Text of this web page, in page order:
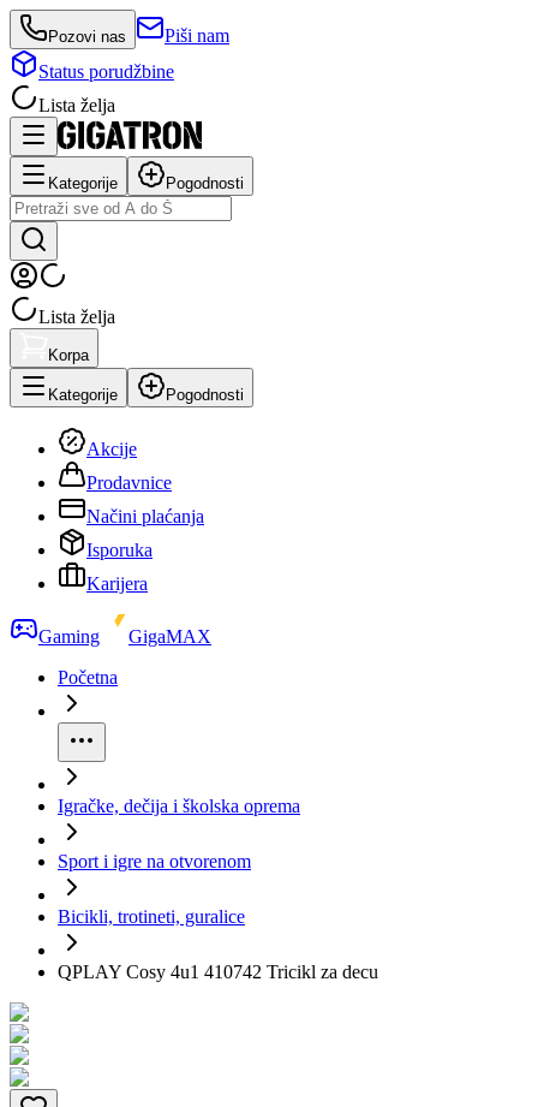
Pozovi nas
Piši nam
Status porudžbine
Lista želja
Kategorije Pogodnosti
Lista želja
Korpa
Kategorije Pogodnosti
Akcije
Prodavnice
Načini plaćanja
Isporuka
Karijera
Gaming
GigaMAX
Početna
Igračke, dečija i školska oprema
Sport i igre na otvorenom
Bicikli, trotineti, guralice
QPLAY Cosy 4u1 410742 Tricikl za decu